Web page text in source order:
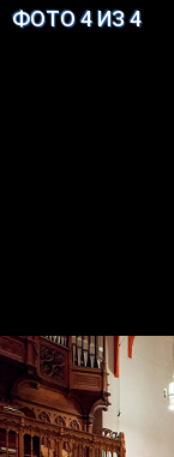
ФОТО 4 ИЗ 4